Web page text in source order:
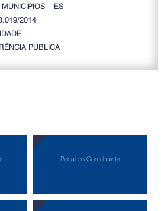
– ES
2014
PÚBLICA
Portal do Contribuinte